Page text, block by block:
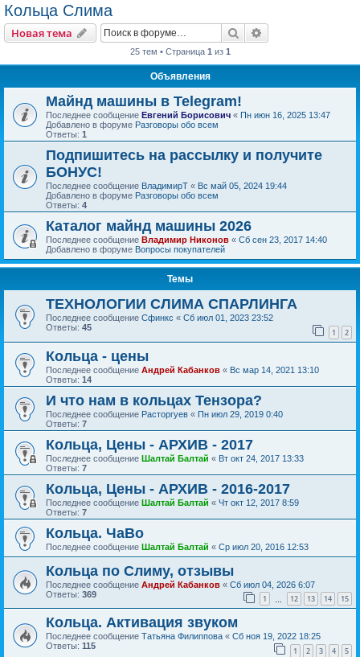
Кольца Слима
Новая тема Поиск
25 тем • Страница 1 из 1
Объявления
Майнд машины в Telegram!
Последнее сообщение Евгений Борисович « Пн июн 16, 2025 13:47
Добавлено в форуме Разговоры обо всем
Ответы: 1
Подпишитесь на рассылку и получите
БОНУС!
Последнее сообщение ВладимирТ « Вс май 05, 2024 19:44
Добавлено в форуме Разговоры обо всем
Ответы: 4
Каталог майнд машины 2026
Последнее сообщение Владимир Никонов « Сб сен 23, 2017 14:40
Добавлено в форуме Вопросы покупателей
Темы
ТЕХНОЛОГИИ СЛИМА СПАРЛИНГА
Последнее сообщение Сфинкс « Сб июл 01, 2023 23:52
Ответы: 45 1 2
Кольца - цены
Последнее сообщение Андрей Кабанков « Вс мар 14, 2021 13:10
Ответы: 14
И что нам в кольцах Тензора?
Последнее сообщение Расторгуев « Пн июл 29, 2019 0:40
Ответы: 7
Кольца, Цены - АРХИВ - 2017
Последнее сообщение Шалтай Балтай « Вт окт 24, 2017 13:33
Ответы: 7
Кольца, Цены - АРХИВ - 2016-2017
Последнее сообщение Шалтай Балтай « Чт окт 12, 2017 8:59
Ответы: 7
Кольца. ЧаВо
Последнее сообщение Шалтай Балтай « Ср июл 20, 2016 12:53
Кольца по Слиму, отзывы
Последнее сообщение Андрей Кабанков « Сб июл 04, 2026 6:07
Ответы: 369 1 12 13 14 15
Кольца. Активация звуком
Последнее сообщение Татьяна Филиппова « Сб ноя 19, 2022 18:25
Ответы: 115 1 2 3 4 5